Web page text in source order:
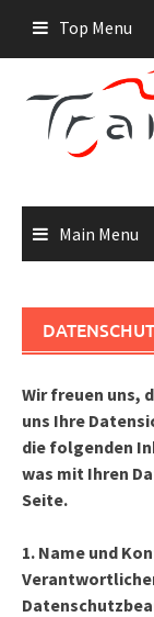
content
Top Menu
Main Menu
Wir freuen uns,
uns Ihre
die folgenden
was mit Ihren
Seite.
1. Name und